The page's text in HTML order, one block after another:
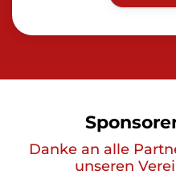
Danke an alle
unseren